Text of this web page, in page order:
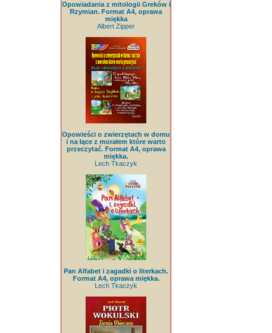
Opowiadania z mitologii Greków i
Rzymian. Format A4, oprawa
miękka
Albert Zipper
Opowieści o zwierzętach w domu
i na łące z morałem które warto
przeczytać. Format A4, oprawa
miękka.
Lech Tkaczyk
Pan Alfabet i zagadki o literkach.
Format A4, oprawa miękka.
Lech Tkaczyk